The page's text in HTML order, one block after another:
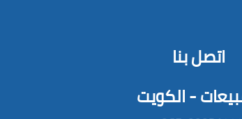
اتصل بنا
- الكويت